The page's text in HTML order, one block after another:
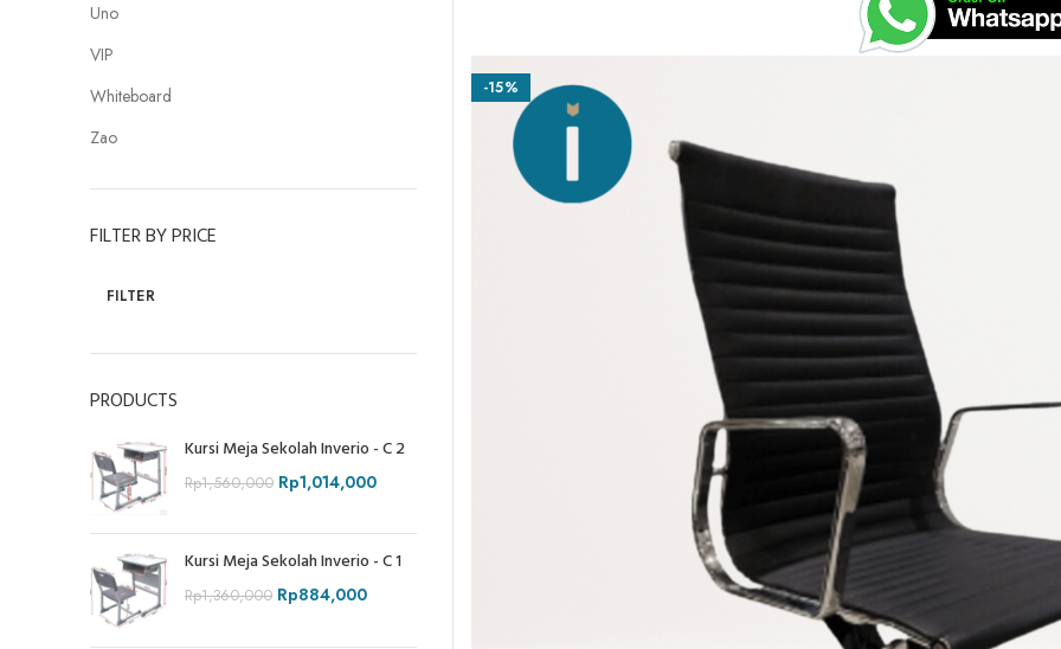
Uno
VIP
Whiteboard
Zao
FILTER BY PRICE
FILTER
PRODUCTS
Kursi Meja Sekolah Inverio - C 2
Rp1,560,000 Rp1,014,000
Kursi Meja Sekolah Inverio - C 1
Rp1,360,000 Rp884,000
-15%